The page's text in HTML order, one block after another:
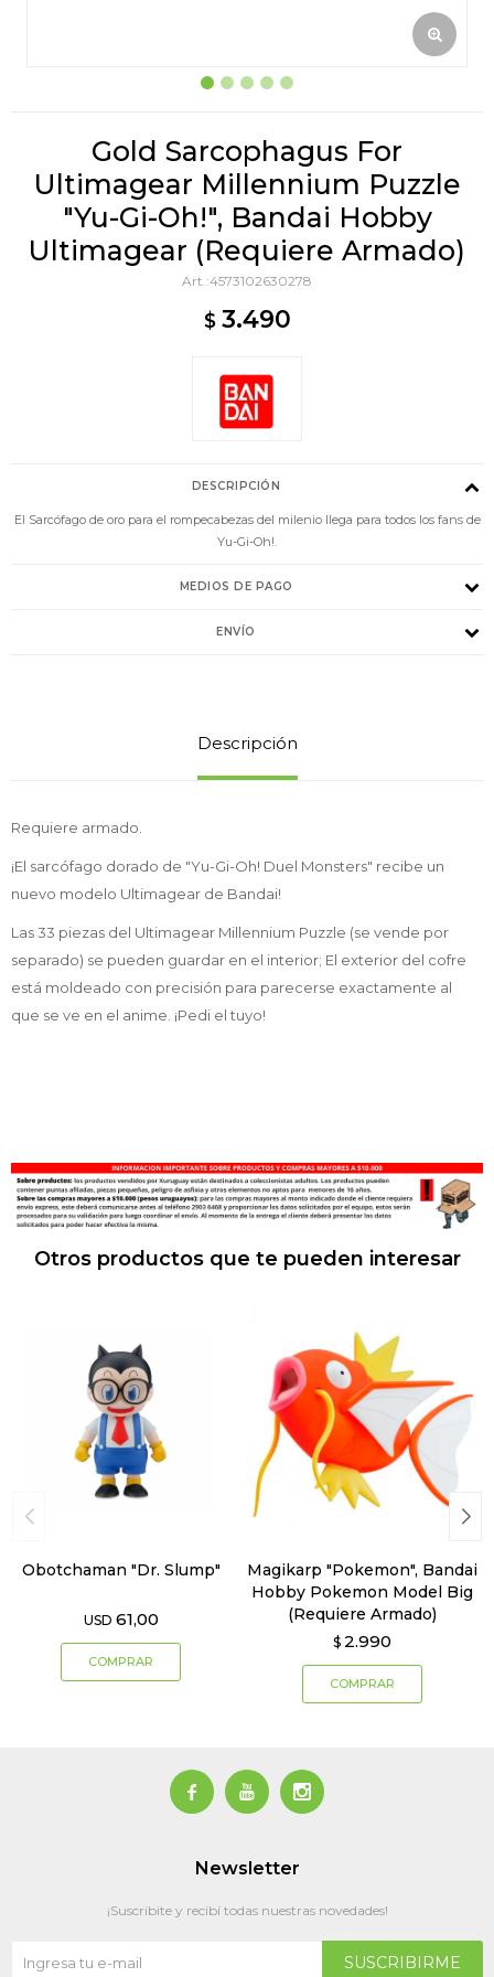
Gold Sarcophagus For
Ultimagear Millennium Puzzle
"Yu-Gi-Oh!", Bandai Hobby
Ultimagear (Requiere Armado)
4573102630278
$ 3.490
DESCRIPCIÓN
El Sarcófago de oro para el rompecabezas del milenio llega para todos los fans de
Yu-Gi-Oh!.
MEDIOS DE PAGO
ENVÍO
Descripción
Requiere armado.
¡El sarcófago dorado de "Yu-Gi-Oh! Duel Monsters" recibe un
nuevo modelo Ultimagear de Bandai!
Las 33 piezas del Ultimagear Millennium Puzzle (se vende por
separado) se pueden guardar en el interior; El exterior del cofre
está moldeado con precisión para parecerse exactamente al
que se ve en el anime. ¡Pedi el tuyo!
Otros productos que te pueden interesar
Obotchaman "Dr. Slump"
USD 61,00
Magikarp "Pokemon", Bandai
Hobby Pokemon Model Big
(Requiere Armado)
$ 2.990
  
Newsletter
¡Suscribite y recibí todas nuestras novedades!
SUSCRIBIRME